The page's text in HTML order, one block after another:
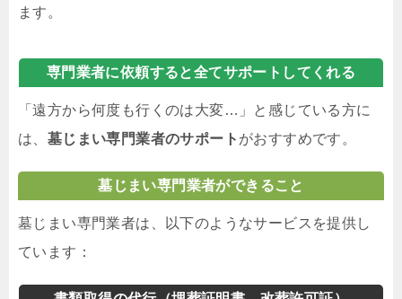
ます。
専門業者に依頼すると全てサポートしてくれる
「遠方から何度も行くのは大変…」と感じている方に
は、 墓じまい専門業者のサポート がおすすめです。
墓じまい専門業者ができること
墓じまい専門業者は、以下のようなサービスを提供し
ています：